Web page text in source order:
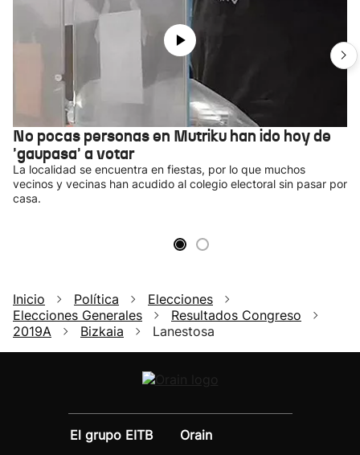
No pocas personas en Mutriku han ido hoy de
'gaupasa' a votar
La localidad se encuentra en fiestas, por lo que muchos
vecinos y vecinas han acudido al colegio electoral sin pasar por
casa.
Inicio Política
Elecciones
Elecciones Generales
Resultados Congreso
2019A
Bizkaia Lanestosa
El grupo EITB
Orain